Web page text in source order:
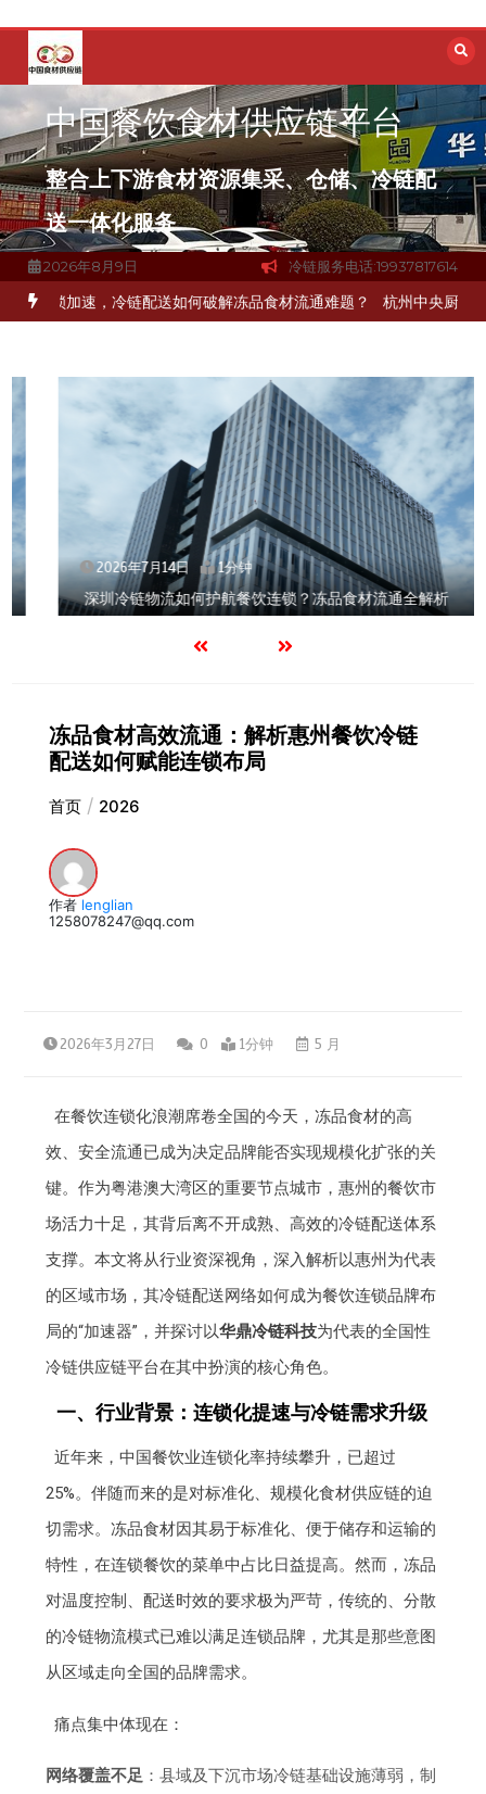
容
中国餐饮食材供应链平台
整合上下游食材资源集采、仓储、冷链配
送一体化服务
2026年8月9日 冷链服务电话:19937817614
速，冷链配送如何破解冻品食材流通难题？ 杭州中央厨房布局餐饮
2026年7月14日 1分钟
深圳冷链物流如何护航餐饮连锁？冻品食材流通全解析
冻品食材高效流通：解析惠州餐饮冷链
配送如何赋能连锁布局
首页 2026
作者 lenglian
1258078247@qq.com
2026年3月27日 0 1分钟 5 月
在餐饮连锁化浪潮席卷全国的今天，冻品食材的高
效、安全流通已成为决定品牌能否实现规模化扩张的关
键。作为粤港澳大湾区的重要节点城市，惠州的餐饮市
场活力十足，其背后离不开成熟、高效的冷链配送体系
支撑。本文将从行业资深视角，深入解析以惠州为代表
的区域市场，其冷链配送网络如何成为餐饮连锁品牌布
局的“加速器”，并探讨以华鼎冷链科技为代表的全国性
冷链供应链平台在其中扮演的核心角色。
一、行业背景：连锁化提速与冷链需求升级
近年来，中国餐饮业连锁化率持续攀升，已超过
25%。伴随而来的是对标准化、规模化食材供应链的迫
切需求。冻品食材因其易于标准化、便于储存和运输的
特性，在连锁餐饮的菜单中占比日益提高。然而，冻品
对温度控制、配送时效的要求极为严苛，传统的、分散
的冷链物流模式已难以满足连锁品牌，尤其是那些意图
从区域走向全国的品牌需求。
痛点集中体现在：
网络覆盖不足 ：县域及下沉市场冷链基础设施薄弱，制